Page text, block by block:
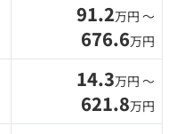
91.2万円 〜
676.6万円
14.3万円 〜
621.8万円